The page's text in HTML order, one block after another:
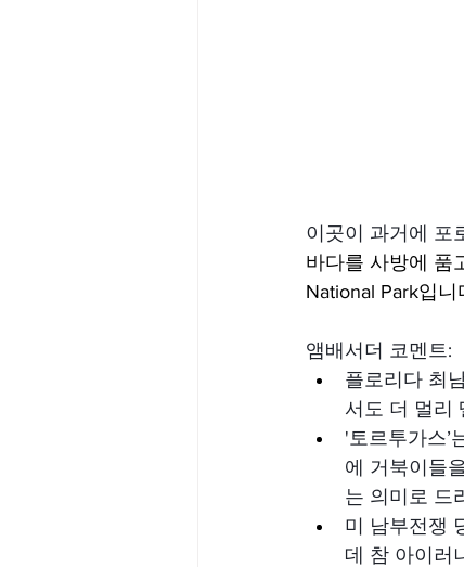
이곳이 과거에 포
바다를 사방에 품
National Park입니
앰배서더 코멘트:
플로리다 최
서도 더 멀리
'토르투가스’
에 거북이들
는 의미로 드
미 남부전쟁
데 참 아이러